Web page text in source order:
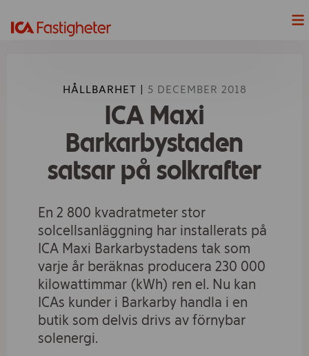
Våra Projekt
Våra fastigheter
Lediga Lokaler
Hållbarhet
Våra handelsplatser
ICAs fyra butiksformat
Om ICA Fastigheter
HÅLLBARHET | 5 DECEMBER 2018
ICA Maxi
Barkarbystaden
satsar på solkrafter
En 2 800 kvadratmeter stor
solcellsanläggning har installerats på
ICA Maxi Barkarbystadens tak som
varje år beräknas producera 230 000
kilowattimmar (kWh) ren el. Nu kan
ICAs kunder i Barkarby handla i en
butik som delvis drivs av förnybar
solenergi.